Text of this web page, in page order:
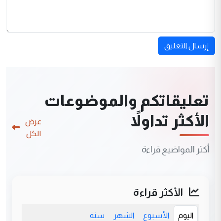
إرسال التعليق
تعليقاتكم والموضوعات
الأكثر تداولاً
أكثر المواضيع قراءة
عرض
الكل
الأكثر قراءة
اليوم الأسبوع الشهر سنة